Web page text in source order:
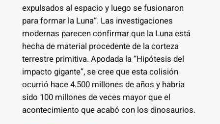
expulsados al espacio y luego se fusionaron
para formar la Luna”. Las investigaciones
modernas parecen confirmar que la Luna está
hecha de material procedente de la corteza
terrestre primitiva. Apodada la “Hipótesis del
impacto gigante”, se cree que esta colisión
ocurrió hace 4.500 millones de años y habría
sido 100 millones de veces mayor que el
acontecimiento que acabó con los dinosaurios.